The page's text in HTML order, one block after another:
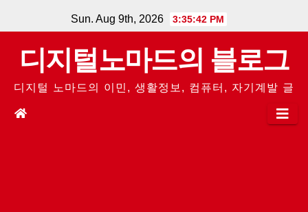
to
content
Sun. Aug 9th, 2026 3:35:42 PM
디지털노마드의 블로그
디지털 노마드의 이민, 생활정보, 컴퓨터, 자기계발 글